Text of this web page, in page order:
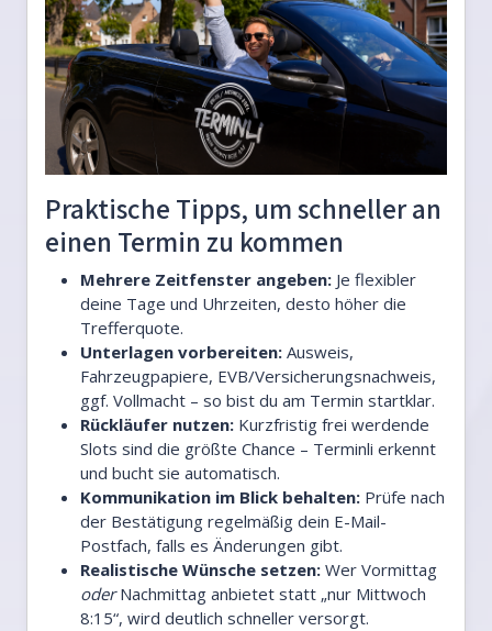
Praktische Tipps, um schneller an
einen Termin zu kommen
Mehrere Zeitfenster angeben: Je flexibler
deine Tage und Uhrzeiten, desto höher die
Trefferquote.
Unterlagen vorbereiten: Ausweis,
Fahrzeugpapiere, EVB/Versicherungsnachweis,
ggf. Vollmacht – so bist du am Termin startklar.
Rückläufer nutzen: Kurzfristig frei werdende
Slots sind die größte Chance – Terminli erkennt
und bucht sie automatisch.
Kommunikation im Blick behalten: Prüfe nach
der Bestätigung regelmäßig dein E-Mail-
Postfach, falls es Änderungen gibt.
Realistische Wünsche setzen: Wer Vormittag
oderNachmittag anbietet statt „nur Mittwoch
8:15“, wird deutlich schneller versorgt.